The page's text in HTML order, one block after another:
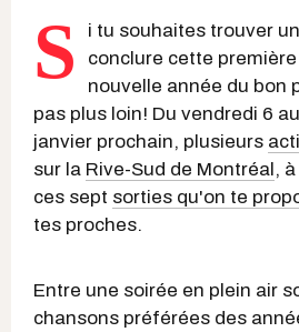
S
i tu souhaites trouver
conclure cette
nouvelle année du bon
pas plus loin! Du vendredi 6
janvier prochain, plusieurs
sur la Rive-Sud de Montréal,
ces sept sorties qu'on te
tes proches.
Entre une soirée en plein air
chansons préférées des